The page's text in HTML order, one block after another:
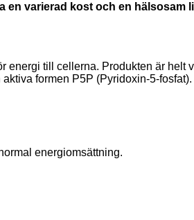
varierad kost och en hälsosam
till cellerna. Produkten är helt
formen P5P (Pyridoxin-5-
energiomsättning.